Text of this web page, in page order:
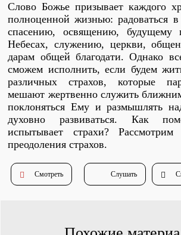
Актуальные конспекты
Тематические
Библейская школа.
Богословие
Библейская школа.
Душепопечение
Слово Божье призывает каждого
полноценной жизнью: радоваться в
спасению, освящению, будущему
Небесах, служению, церкви,
дарам общей благодати. Однако
сможем исполнить, если будем
различных страхов, которые
мешают жертвенно служить
поклоняться Ему и размышлять
духовно развиваться. Как
испытывает страхи?
преодоления страхов.
Смотреть Слушать